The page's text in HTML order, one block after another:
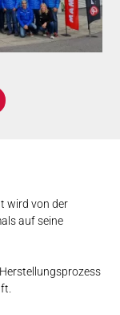
wird von der
auf seine